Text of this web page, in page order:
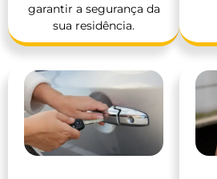
garantir a segurança da
sua residência.